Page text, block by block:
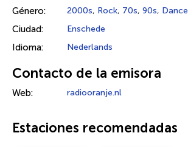
Género: 2000s, Rock, 70s, 90s, Dance
Ciudad: Enschede
Idioma: Nederlands
Contacto de la emisora
Web: radiooranje.nl
Estaciones recomendadas